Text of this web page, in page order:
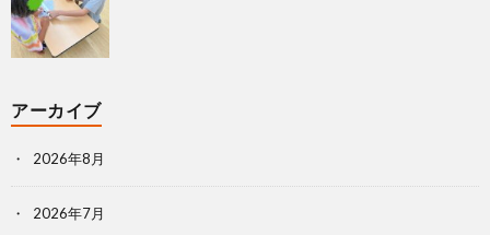
アーカイブ
2026年8月
2026年7月